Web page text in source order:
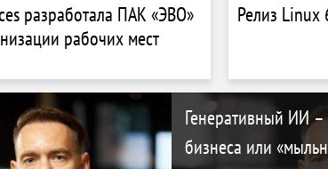
разработала ПАК «ЭВО»
рабочих мест
Релиз Linux
Генеративный ИИ
бизнеса или